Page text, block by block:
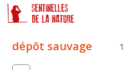
dépôt sauvage
Panneau de gestion des cookies